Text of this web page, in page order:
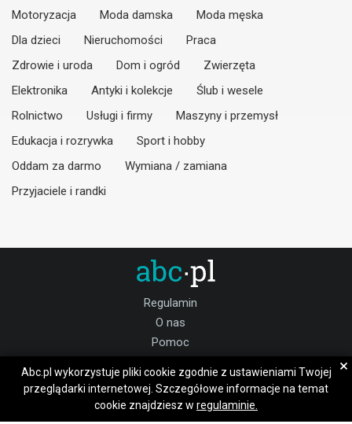
Motoryzacja Moda damska
Moda męska
Dla dzieci
Nieruchomości
Praca
Zdrowie i uroda
Dom i ogród
Zwierzęta
Elektronika
Antyki i kolekcje
Ślub i wesele
Rolnictwo
Usługi i firmy
Maszyny i przemysł
Edukacja i rozrywka
Sport i hobby
Oddam za darmo
Wymiana / zamiana
Przyjaciele i randki
Regulamin
O nas
Pomoc
Praca policki
Dołącz do nas:
Abc.pl wykorzystuje pliki cookie zgodnie z ustawieniami Twojej
przeglądarki internetowej. Szczegółowe informacje na temat
cookie znajdziesz w regulaminie.
×